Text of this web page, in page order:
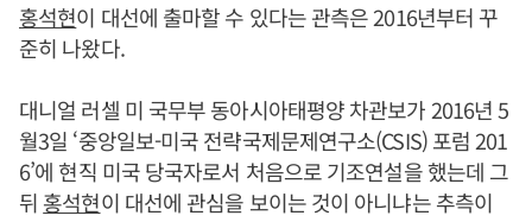
홍석현이 대선에 출마할 수 있다는 관측은 2016년부터 꾸
준히 나왔다.
대니얼 러셀 미 국무부 동아시아태평양 차관보가 2016년 5
월3일 ‘중앙일보-미국 전략국제문제연구소(CSIS) 포럼 201
6’에 현직 미국 당국자로서 처음으로 기조연설을 했는데 그
뒤 홍석현이 대선에 관심을 보이는 것이 아니냐는 추측이